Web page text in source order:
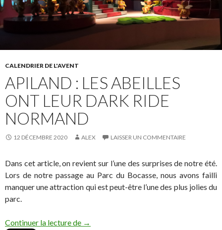
CALENDRIER DE L'AVENT
APILAND : LES ABEILLES
ONT LEUR DARK RIDE
NORMAND
12 DÉCEMBRE 2020 ALEX LAISSER UN COMMENTAIRE
Dans cet article, on revient sur l’une des surprises de notre été.
Lors de notre passage au Parc du Bocasse, nous avons failli
manquer une attraction qui est peut-être l’une des plus jolies du
parc.
Continuer la lecture de APILAND : LES ABEILLES ONT LEUR
→